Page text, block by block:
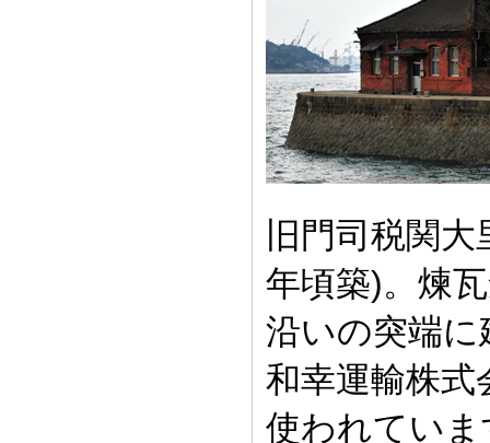
旧門司税関
年頃築)。煉
沿いの突端
和幸運輸株式
使われていま